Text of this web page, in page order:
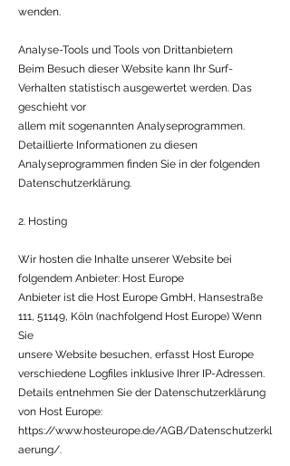
wenden.
Analyse-Tools und Tools von Drittanbietern
Beim Besuch dieser Website kann Ihr Surf-
Verhalten statistisch ausgewertet werden. Das
geschieht vor
allem mit sogenannten Analyseprogrammen.
Detaillierte Informationen zu diesen
Analyseprogrammen finden Sie in der folgenden
Datenschutzerklärung.
2. Hosting
Wir hosten die Inhalte unserer Website bei
folgendem Anbieter: Host Europe
Anbieter ist die Host Europe GmbH, Hansestraße
111, 51149, Köln (nachfolgend Host Europe) Wenn
Sie
unsere Website besuchen, erfasst Host Europe
verschiedene Logfiles inklusive Ihrer IP-Adressen.
Details entnehmen Sie der Datenschutzerklärung
von Host Europe:
https://www.hosteurope.de/AGB/Datenschutzerkl
aerung/.